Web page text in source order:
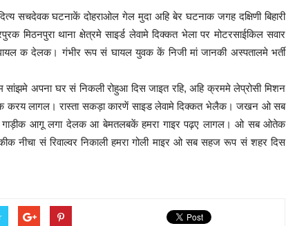
सचदेवक घटनाकें दोहराओल गेल मुदा अहि बेर घटनाक जगह दक्षिणी बिहारी
मिठनपुरा थाना क्षेत्रमे साइर्ड लेवामे दिक्कत भेला पर मोटरसाईकिल सवार
क देलक। गंभीर रूप सं घायल युवक कें निजी मां जानकी अस्पतालमे भर्ती
सांझमे अपना घर सं निकली रोहुआ दिस जाइत रहि, अहि क्रममे लेप्रोसी मिशन
लागल। रास्ता सकड़ा कारणें साइड लेवामे दिक्कत भेलैक। जखन ओ सब
गाड़ीक आगू लगा देलक आ बेमतलबकें हमरा गाइर पढ़ए लागल। ओ सब ओतेक
नीचा सं रिवाल्वर निकाली हमरा गोली माइर ओ सब सहज रूप सं शहर दिस